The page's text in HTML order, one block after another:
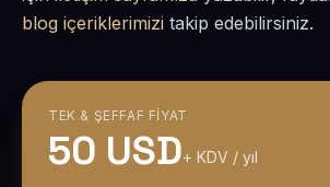
blog içeriklerimizi takip edebilirsiniz.
TEK & ŞEFFAF FIYAT
50 USD+ KDV / yıl